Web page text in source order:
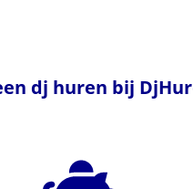
dj huren bij